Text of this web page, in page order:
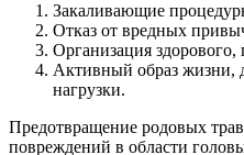
Закаливающие
Отказ от вредных
Организация
Активный образ жизни,
нагрузки.
Предотвращение родовых
повреждений в области